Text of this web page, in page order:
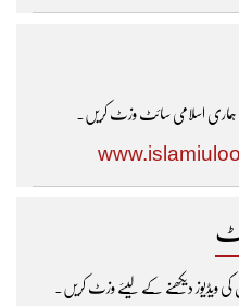
ہماری اسلامی سائٹ وزٹ کریں۔
کی ویڈیوز دیکھنے کے لیئے وزٹ کریں۔